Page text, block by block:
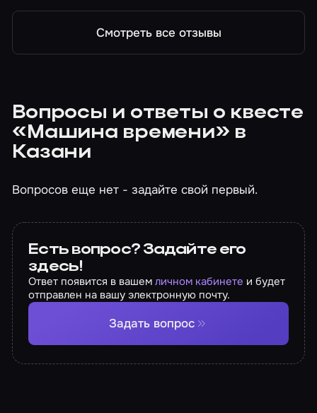
Смотреть все отзывы
Вопросы и ответы о квесте
«Машина времени» в
Казани
Вопросов еще нет - задайте свой первый.
Есть вопрос? Задайте его
здесь!
Ответ появится в вашемличном кабинете и будет
отправлен на вашу электронную почту.
Задать вопрос